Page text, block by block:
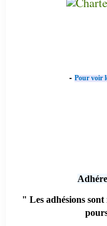
- Pour voir
" Les adhésions